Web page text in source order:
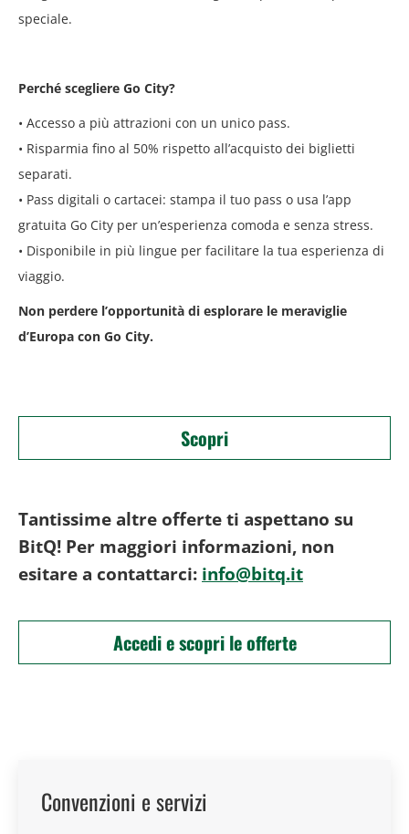
speciale.
Perché scegliere Go City?
• Accesso a più attrazioni con un unico pass.
• Risparmia fino al 50% rispetto all’acquisto dei biglietti
separati.
• Pass digitali o cartacei: stampa il tuo pass o usa l’app
gratuita Go City per un’esperienza comoda e senza stress.
• Disponibile in più lingue per facilitare la tua esperienza di
viaggio.
Non perdere l’opportunità di esplorare le meraviglie
d’Europa con Go City.
Scopri
Tantissime altre offerte ti aspettano su
BitQ! Per maggiori informazioni, non
esitare a contattarci: info@bitq.it
Accedi e scopri le offerte
Convenzioni e servizi